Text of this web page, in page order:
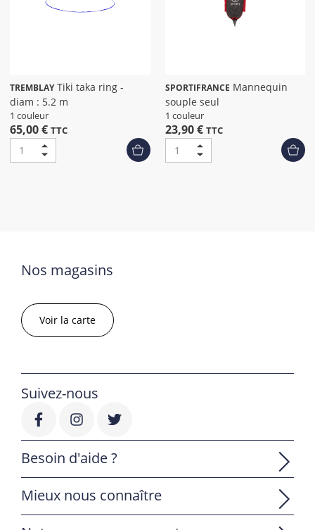
TREMBLAYTiki taka ring -
diam : 5.2 m
1 couleur
65,00 € TTC
SPORTIFRANCE
souple seul
1 couleur
23,90 € TTC
Nos magasins
Voir la carte
Suivez-nous
Besoin d'aide ?
Mieux nous connaître